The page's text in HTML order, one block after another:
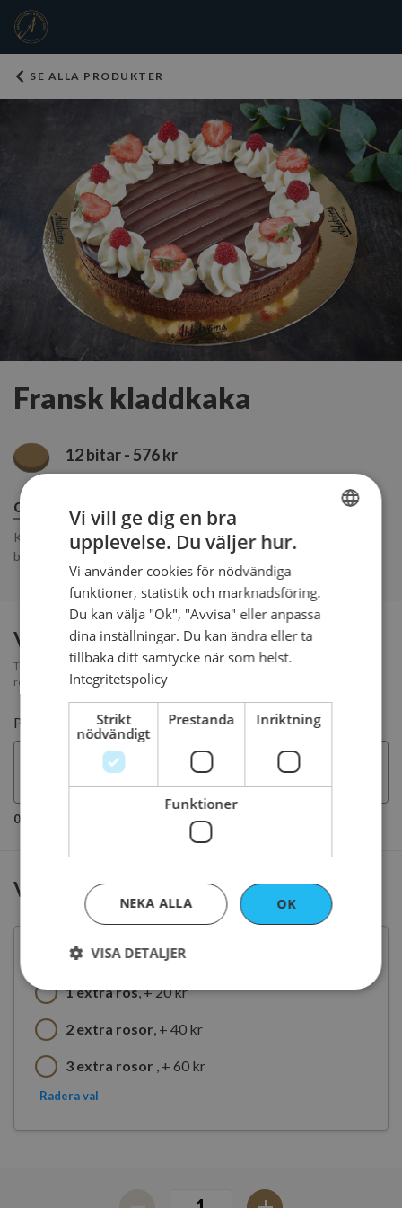
SE ALLA PRODUKTER
Fransk kladdkaka
12 bitar - 576 kr
Om produkten Innehåll
Beställ senast
Kladdkaka med mastig chokladtryffel, dekoreras med grädde och
bär.
Vill du ha text på tårtan?
Texten skrivs på tårtan i choklad eller på en skylt av marsipan. Vi
rekommenderar att hålla texten så kort som möjligt för bästa resultat.
Pris
0/30 tecken
Vill du ha extra marsipanrosor
Standard antal rosor
1 extra ros, + 20 kr
2 extra rosor , + 40 kr
3 extra rosor , + 60 kr
Radera val
Vi vill ge dig en bra
upplevelse. Du väljer hur.
Vi använder cookies för nödvändiga
funktioner, statistik och marknadsföring.
Du kan välja "Ok", "Avvisa" eller anpassa
dina inställningar. Du kan ändra eller ta
tillbaka ditt samtycke när som helst.
Integritetspolicy
Strikt
nödvändigt
Prestanda Inriktning
Funktioner
OK
NEKA ALLA
VISA DETALJER
Strikt nödvändigt Prestanda
kärnwebbplatsfunktioner som användarinloggning
användas ordentligt utan strikt nödvändiga cookies.